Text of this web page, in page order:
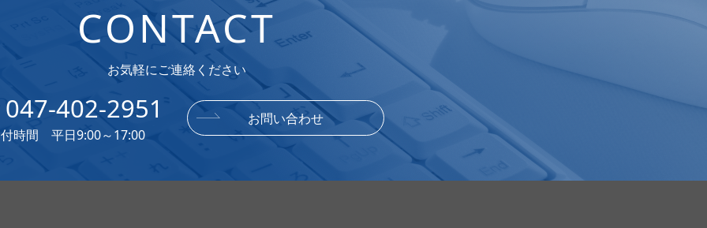
CONTACT
お気軽にご連絡ください
047-402-2951
時間 平日9:00～17:00
お問い合わせ